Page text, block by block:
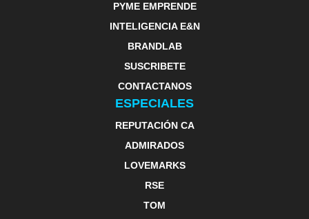
PYME EMPRENDE
INTELIGENCIA E&N
BRANDLAB
SUSCRIBETE
CONTACTANOS
ESPECIALES
REPUTACIÓN CA
ADMIRADOS
LOVEMARKS
RSE
TOM